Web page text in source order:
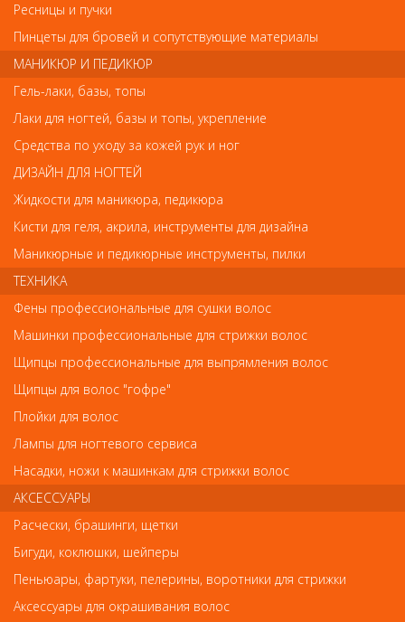
Код
Обратите внимание
Внешний вид товара «Деваль Щетка массажная "Breeze"
прямоугольная, средняя, деревянная, пластиковый штифт,
7рядов» может отличаться от фотографий на сайте.
Несовпадение внешнего вида и комплектности реального
товара с фотографиями и описанием на сайте не является
показателем ненадлежащего качества товара.
Так же советуем посмотреть
Расчески, брашинги, щетки
Ресницы и пучки
Пинцеты для бровей и сопутствующие материалы
МАНИКЮР И ПЕДИКЮР
Гель-лаки, базы, топы
Лаки для ногтей, базы и топы, укрепление
Средства по уходу за кожей рук и ног
ДИЗАЙН ДЛЯ НОГТЕЙ
Жидкости для маникюра, педикюра
Кисти для геля, акрила, инструменты для дизайна
Маникюрные и педикюрные инструменты, пилки
ТЕХНИКА
Фены профессиональные для сушки волос
Машинки профессиональные для стрижки волос
Щипцы профессиональные для выпрямления волос
Щипцы для волос "гофре"
Плойки для волос
Лампы для ногтевого сервиса
Насадки, ножи к машинкам для стрижки волос
АКСЕССУАРЫ
Расчески, брашинги, щетки
Бигуди, коклюшки, шейперы
Пеньюары, фартуки, пелерины, воротники для стрижки
Аксессуары для окрашивания волос